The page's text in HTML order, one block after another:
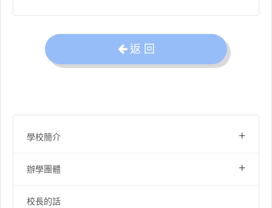
學校簡介 +
辦學團體 +
校長的話
返 回